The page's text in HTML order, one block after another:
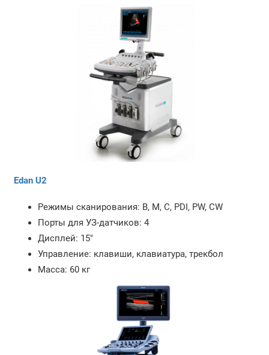
Edan U2
Режимы сканирования: B, M, C, PDI, PW, CW
Порты для УЗ-датчиков: 4
Дисплей: 15"
Управление: клавиши, клавиатура, трекбол
Масса: 60 кг